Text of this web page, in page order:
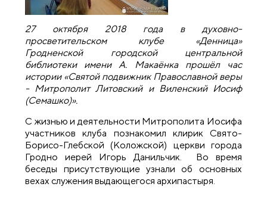
27 октября 2018 года в духовно-
просветительском клубе «Денница»
Гродненской городской центральной
библиотеки имени А. Макаёнка прошёл час
истории «Святой подвижник Православной веры
- Митрополит Литовский и Виленский Иосиф
(Семашко)».
С жизнью и деятельности Митрополита Иосифа
участников клуба познакомил клирик Свято-
Борисо-Глебской (Коложской) церкви города
Гродно иерей Игорь Данильчик. Во время
беседы присутствующие узнали об основных
вехах служения выдающегося архипастыря.